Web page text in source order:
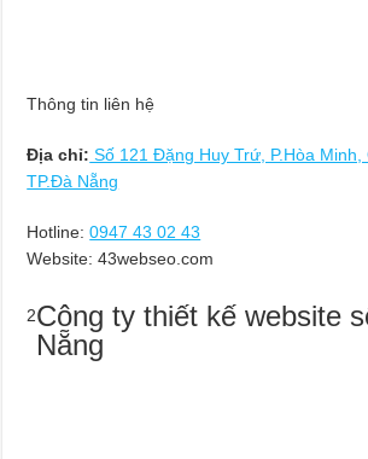
Thông tin liên hệ
Địa chỉ: Số 121 Đặng Huy Trứ, P.Hòa Minh,
TP.Đà Nẵng
Hotline: 0947 43 02 43
Website: 43webseo.com
2Công ty thiết kế website
Nẵng